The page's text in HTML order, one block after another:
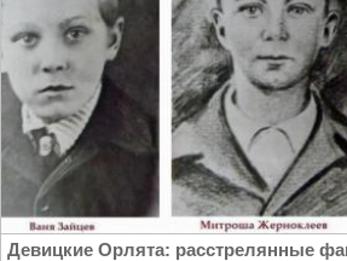
Девицкие Орлята: расстрелянные